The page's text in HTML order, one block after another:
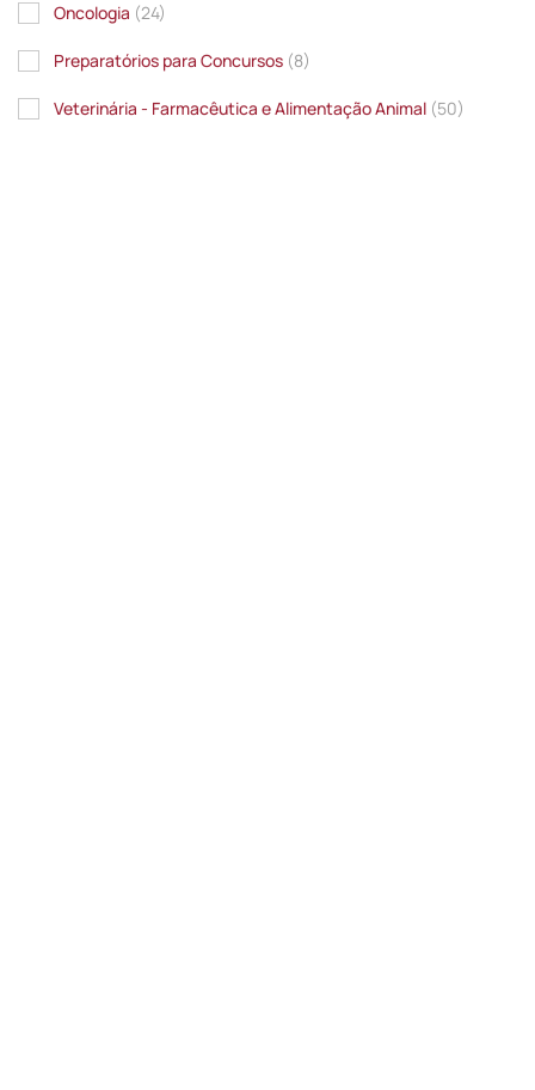
Oncologia (24)
Preparatórios para Concursos (8)
Veterinária - Farmacêutica e Alimentação Animal (50)